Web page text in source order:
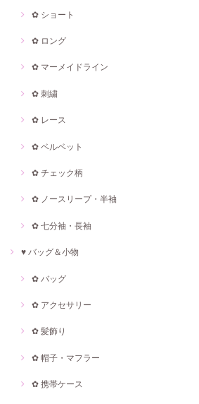
✿ ショート
✿ ロング
✿ マーメイドライン
✿ 刺繍
✿ レース
✿ ベルベット
✿ チェック柄
✿ ノースリープ・半袖
✿ 七分袖・長袖
♥ バッグ＆小物
✿ バッグ
✿ アクセサリー
✿ 髪飾り
✿ 帽子・マフラー
✿ 携帯ケース